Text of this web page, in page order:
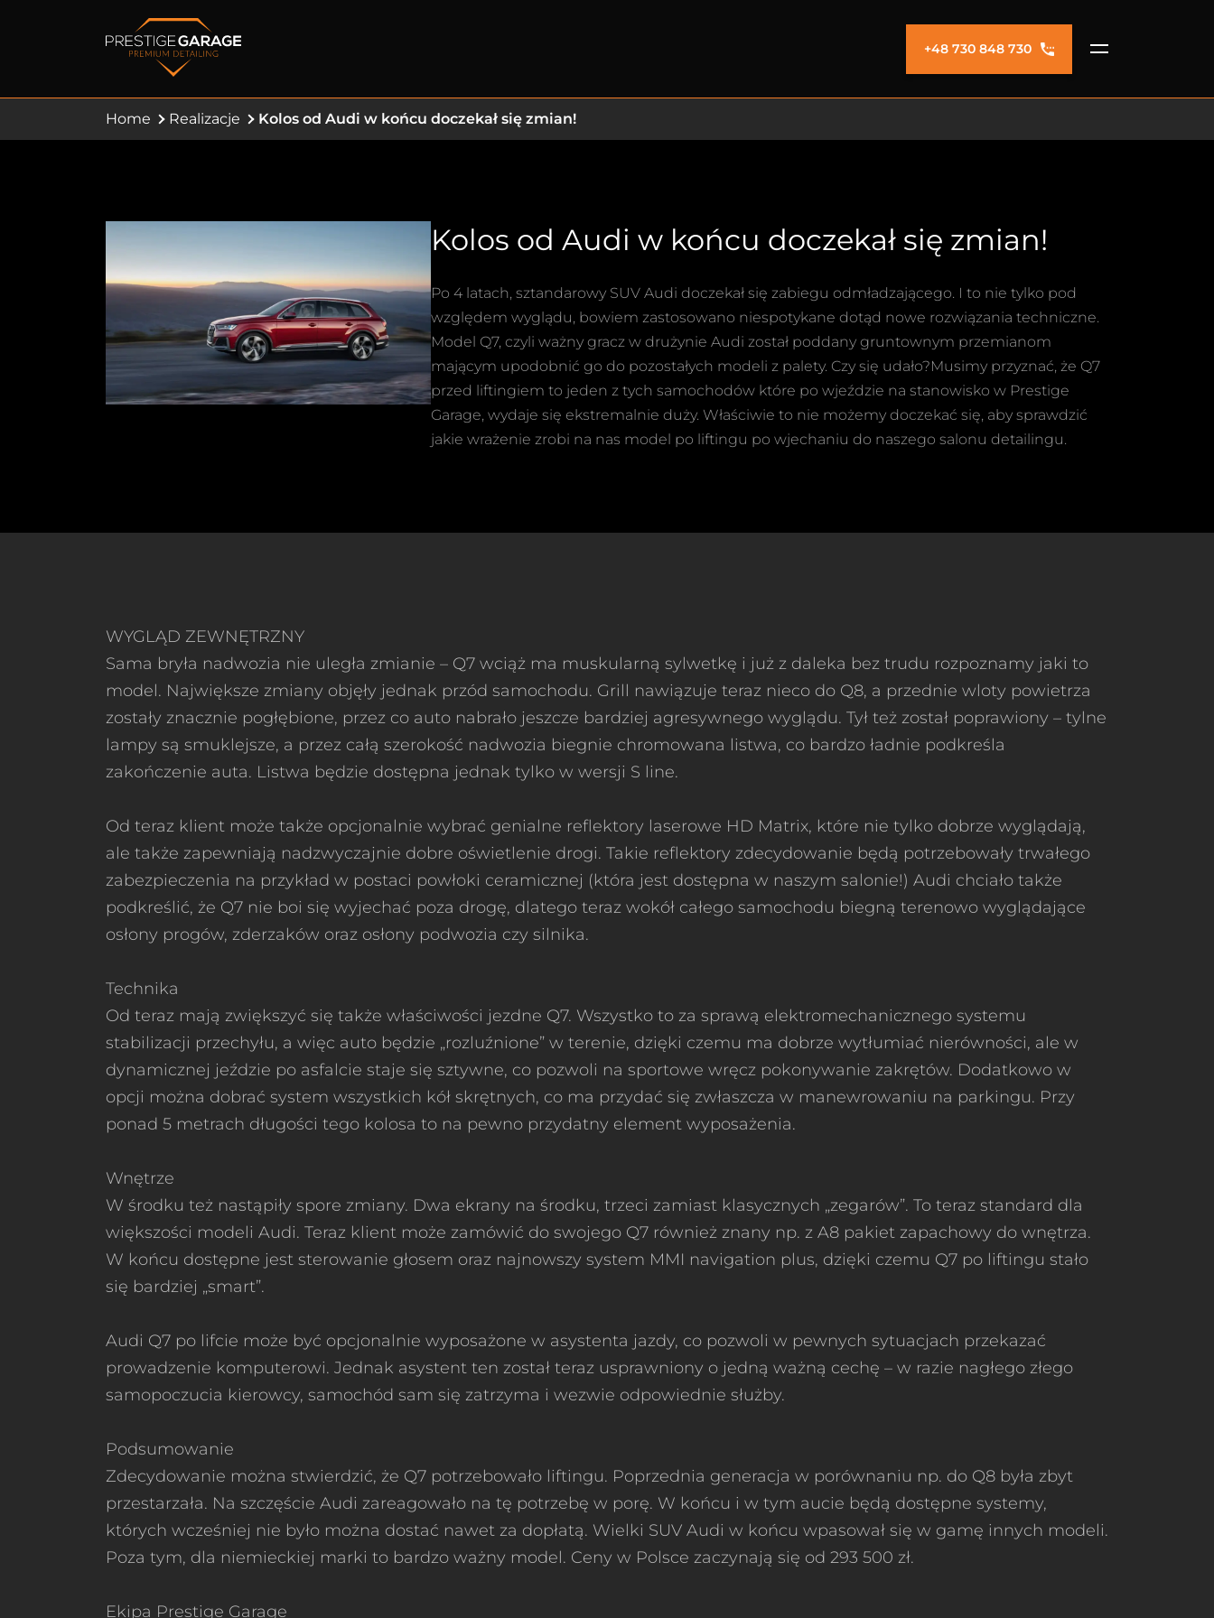
+48 730 848 730
Home Realizacje Kolos od Audi w końcu doczekał się zmian!
Kolos od Audi w końcu doczekał się zmian!
Po 4 latach, sztandarowy SUV Audi doczekał się zabiegu odmładzającego. I to nie tylko pod
względem wyglądu, bowiem zastosowano niespotykane dotąd nowe rozwiązania techniczne.
Model Q7, czyli ważny gracz w drużynie Audi został poddany gruntownym przemianom
mającym upodobnić go do pozostałych modeli z palety. Czy się udało?Musimy przyznać, że Q7
przed liftingiem to jeden z tych samochodów które po wjeździe na stanowisko w Prestige
Garage, wydaje się ekstremalnie duży. Właściwie to nie możemy doczekać się, aby sprawdzić
jakie wrażenie zrobi na nas model po liftingu po wjechaniu do naszego salonu detailingu.
WYGLĄD ZEWNĘTRZNY
Sama bryła nadwozia nie uległa zmianie – Q7 wciąż ma muskularną sylwetkę i już z daleka bez trudu rozpoznamy jaki to
model. Największe zmiany objęły jednak przód samochodu. Grill nawiązuje teraz nieco do Q8, a przednie wloty powietrza
zostały znacznie pogłębione, przez co auto nabrało jeszcze bardziej agresywnego wyglądu. Tył też został poprawiony – tylne
lampy są smuklejsze, a przez całą szerokość nadwozia biegnie chromowana listwa, co bardzo ładnie podkreśla
zakończenie auta. Listwa będzie dostępna jednak tylko w wersji S line.
Od teraz klient może także opcjonalnie wybrać genialne reflektory laserowe HD Matrix, które nie tylko dobrze wyglądają,
ale także zapewniają nadzwyczajnie dobre oświetlenie drogi. Takie reflektory zdecydowanie będą potrzebowały trwałego
zabezpieczenia na przykład w postaci powłoki ceramicznej (która jest dostępna w naszym salonie!) Audi chciało także
podkreślić, że Q7 nie boi się wyjechać poza drogę, dlatego teraz wokół całego samochodu biegną terenowo wyglądające
osłony progów, zderzaków oraz osłony podwozia czy silnika.
Technika
Od teraz mają zwiększyć się także właściwości jezdne Q7. Wszystko to za sprawą elektromechanicznego systemu
stabilizacji przechyłu, a więc auto będzie „rozluźnione” w terenie, dzięki czemu ma dobrze wytłumiać nierówności, ale w
dynamicznej jeździe po asfalcie staje się sztywne, co pozwoli na sportowe wręcz pokonywanie zakrętów. Dodatkowo w
opcji można dobrać system wszystkich kół skrętnych, co ma przydać się zwłaszcza w manewrowaniu na parkingu. Przy
ponad 5 metrach długości tego kolosa to na pewno przydatny element wyposażenia.
Wnętrze
W środku też nastąpiły spore zmiany. Dwa ekrany na środku, trzeci zamiast klasycznych „zegarów”. To teraz standard dla
większości modeli Audi. Teraz klient może zamówić do swojego Q7 również znany np. z A8 pakiet zapachowy do wnętrza.
W końcu dostępne jest sterowanie głosem oraz najnowszy system MMI navigation plus, dzięki czemu Q7 po liftingu stało
się bardziej „smart”.
Audi Q7 po lifcie może być opcjonalnie wyposażone w asystenta jazdy, co pozwoli w pewnych sytuacjach przekazać
prowadzenie komputerowi. Jednak asystent ten został teraz usprawniony o jedną ważną cechę – w razie nagłego złego
samopoczucia kierowcy, samochód sam się zatrzyma i wezwie odpowiednie służby.
Podsumowanie
Zdecydowanie można stwierdzić, że Q7 potrzebowało liftingu. Poprzednia generacja w porównaniu np. do Q8 była zbyt
przestarzała. Na szczęście Audi zareagowało na tę potrzebę w porę. W końcu i w tym aucie będą dostępne systemy,
których wcześniej nie było można dostać nawet za dopłatą. Wielki SUV Audi w końcu wpasował się w gamę innych modeli.
Poza tym, dla niemieckiej marki to bardzo ważny model. Ceny w Polsce zaczynają się od 293 500 zł.
Ekipa Prestige Garage